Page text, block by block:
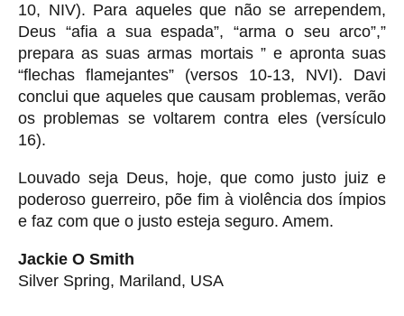
10, NIV). Para aqueles que não se arrependem,
Deus “afia a sua espada”, “arma o seu arco”,”
prepara as suas armas mortais ” e apronta suas
“flechas flamejantes” (versos 10-13, NVI). Davi
conclui que aqueles que causam problemas, verão
os problemas se voltarem contra eles (versículo
16).
Louvado seja Deus, hoje, que como justo juiz e
poderoso guerreiro, põe fim à violência dos ímpios
e faz com que o justo esteja seguro. Amem.
Jackie O Smith
Silver Spring, Mariland, USA